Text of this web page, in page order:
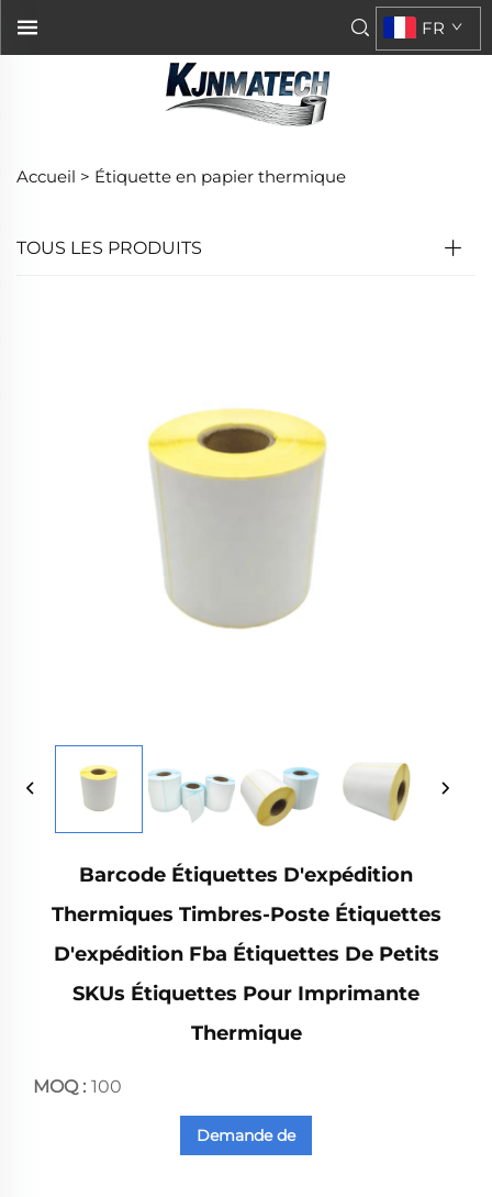
FR
Accueil > Étiquette en papier thermique
TOUS LES PRODUITS
Barcode Étiquettes D'expédition
Thermiques Timbres-Poste Étiquettes
D'expédition Fba Étiquettes De Petits
SKUs Étiquettes Pour Imprimante
Thermique
MOQ : 100
Demande de